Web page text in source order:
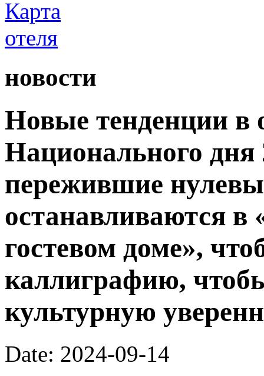
новости
Новые тенденции в
Национального дня
пережившие
останавливаются в
гостевом доме»,
каллиграфию,
культурную
Date: 2024-09-14